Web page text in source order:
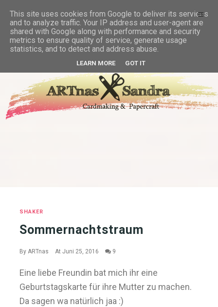
SHAKER
Sommernachtstraum
By ARTnas At Juni 25, 2016 9
Eine liebe Freundin bat mich ihr eine
Geburtstagskarte für ihre Mutter zu machen.
Da sagen wa natürlich jaa :)
This site uses cookies from Google to deliver its services
and to analyze traffic. Your IP address and user-agent are
shared with Google along with performance and security
metrics to ensure quality of service, generate usage
statistics, and to detect and address abuse.
LEARN MORE GOT IT